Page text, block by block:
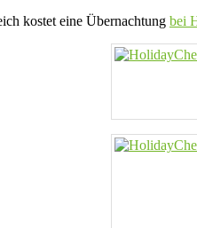
kostet eine Übernachtung bei